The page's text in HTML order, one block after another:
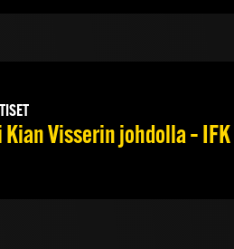
Kian Visserin johdolla –